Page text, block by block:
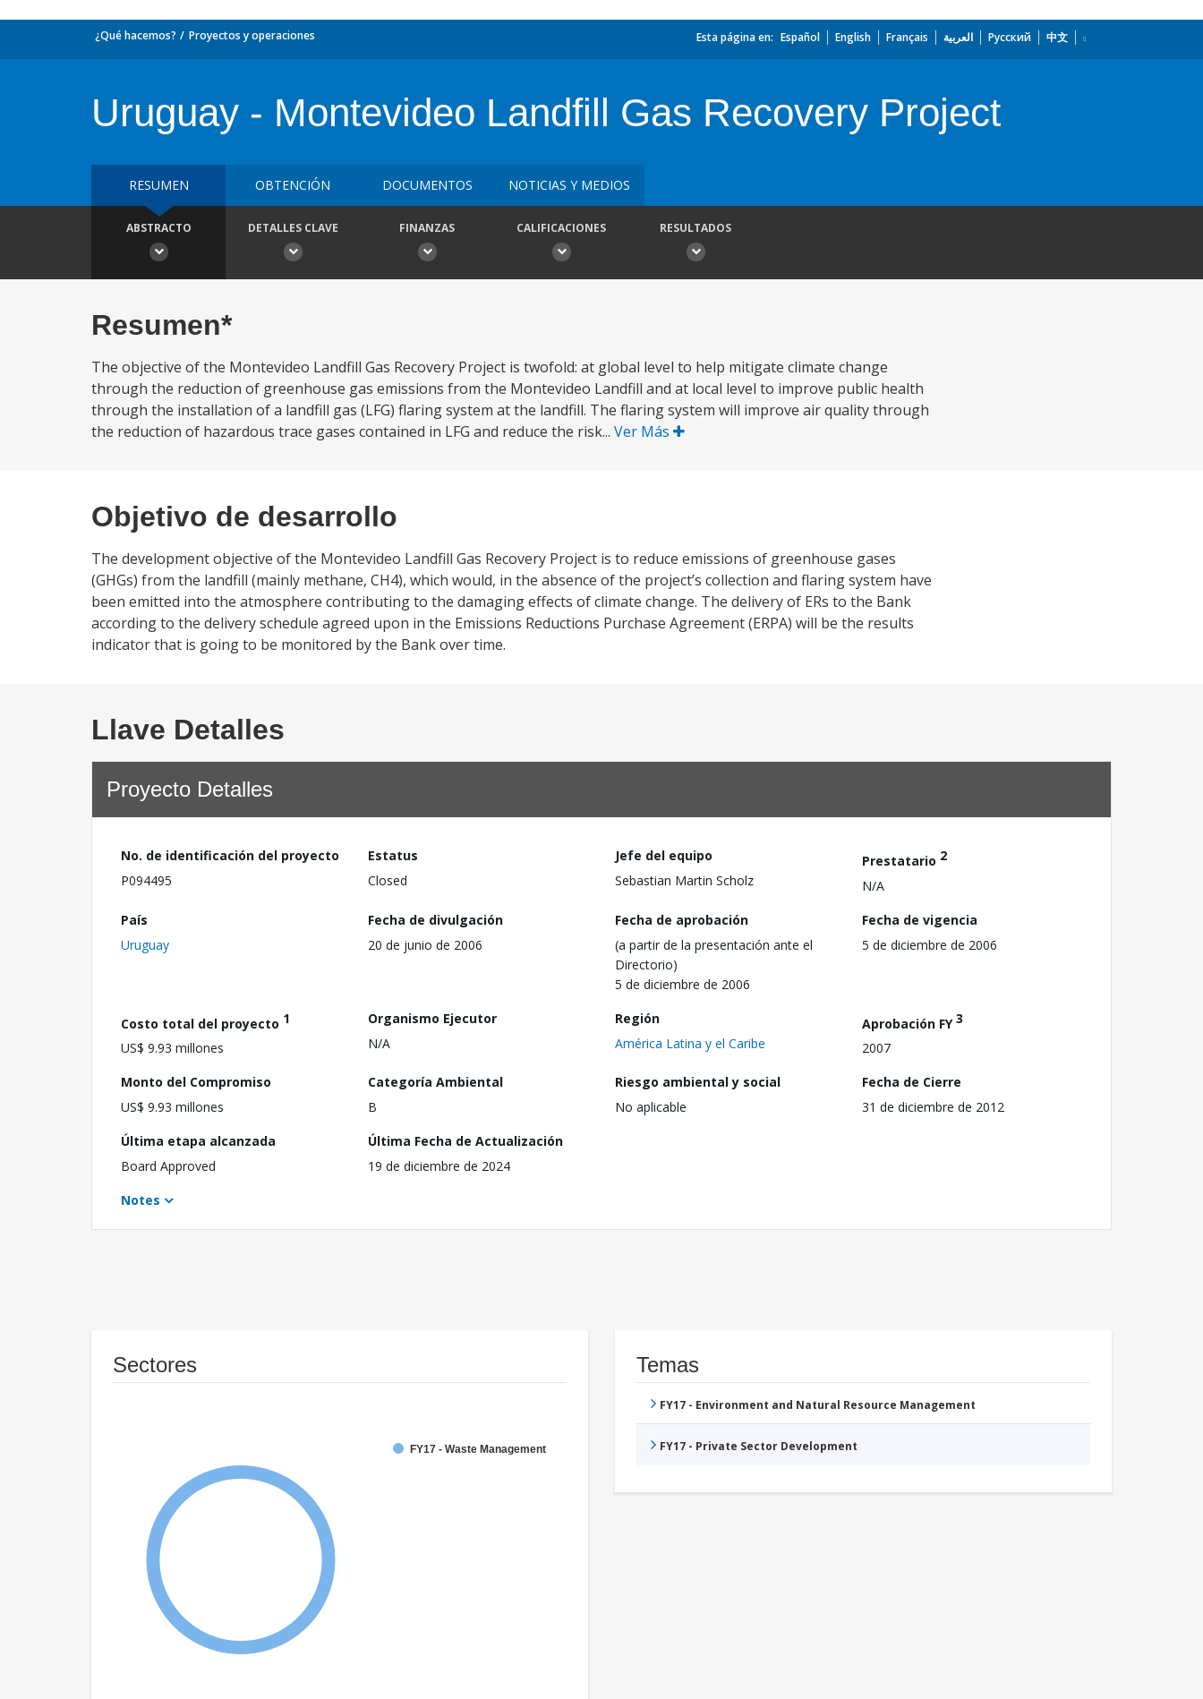
¿Qué hacemos? Proyectos y operaciones Esta página en: Español English Français العربية Русский 中文
Uruguay - Montevideo Landfill Gas Recovery Project
RESUMEN OBTENCIÓN DOCUMENTOS NOTICIAS Y MEDIOS
ABSTRACTO DETALLES CLAVE FINANZAS CALIFICACIONES RESULTADOS
Resumen*
The objective of the Montevideo Landfill Gas Recovery Project is twofold: at global level to help mitigate climate change
through the reduction of greenhouse gas emissions from the Montevideo Landfill and at local level to improve public health
through the installation of a landfill gas (LFG) flaring system at the landfill. The flaring system will improve air quality through
the reduction of hazardous trace gases contained in LFG and reduce the risk... Ver Más
Objetivo de desarrollo
The development objective of the Montevideo Landfill Gas Recovery Project is to reduce emissions of greenhouse gases
(GHGs) from the landfill (mainly methane, CH4), which would, in the absence of the project’s collection and flaring system have
been emitted into the atmosphere contributing to the damaging effects of climate change. The delivery of ERs to the Bank
according to the delivery schedule agreed upon in the Emissions Reductions Purchase Agreement (ERPA) will be the results
indicator that is going to be monitored by the Bank over time.
Llave Detalles
Proyecto Detalles
No. de identificación del proyecto
P094495
Estatus
Closed
Jefe del equipo
Sebastian Martin Scholz
Prestatario 2
N/A
País
Uruguay
Fecha de divulgación
20 de junio de 2006
Fecha de aprobación
(a partir de la presentación ante el
Directorio)
5 de diciembre de 2006
Fecha de vigencia
5 de diciembre de 2006
Costo total del proyecto 1
US$ 9.93 millones
Organismo Ejecutor
N/A
Región
América Latina y el Caribe
Aprobación FY3
2007
Monto del Compromiso
US$ 9.93 millones
Categoría Ambiental
B
Riesgo ambiental y social
No aplicable
Fecha de Cierre
31 de diciembre de 2012
Última etapa alcanzada
Board Approved
Última Fecha de Actualización
19 de diciembre de 2024
Notes
Sectores
FY17 - Waste Management
Temas
FY17 - Environment and Natural Resource Management
FY17 - Private Sector Development